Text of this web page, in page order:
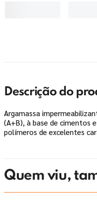
Descrição do
Argamassa
(A+B), à base de cimentos
polímeros de excelentes
Quem viu,